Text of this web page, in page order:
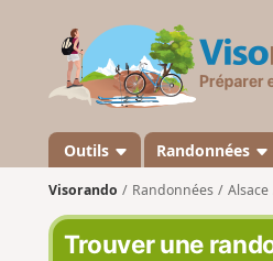
Outils Randonnées
Visorando Randonnées Alsace
Trouver une